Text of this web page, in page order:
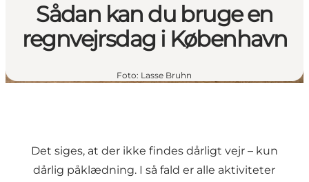
Sådan kan du bruge en
regnvejrsdag i København
Foto: Lasse Bruhn
Det siges, at der ikke findes dårligt vejr – kun
dårlig påklædning. I så fald er alle aktiviteter